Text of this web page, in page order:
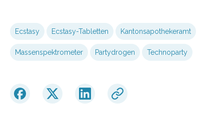
Ecstasy Ecstasy-Tabletten Kantonsapothekeramt
Massenspektrometer Partydrogen Technoparty